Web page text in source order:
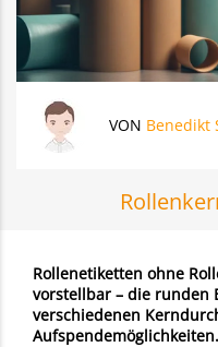
VON Benedikt
Rollenetiketten ohne
vorstellbar – die runden
verschiedenen
Aufspendemöglichkeiten.